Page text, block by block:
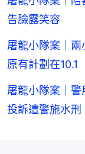
告臉露笑容
屠龍小隊案｜
原有計劃在10.1
屠龍小隊案｜
投訴遭警施水刑